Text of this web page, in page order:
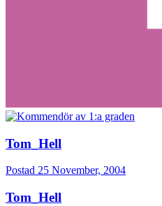
Tom_Hell
Postad 25 November, 2004
Tom_Hell